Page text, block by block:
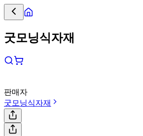
굿모닝식자재
판매자
굿모닝식자재